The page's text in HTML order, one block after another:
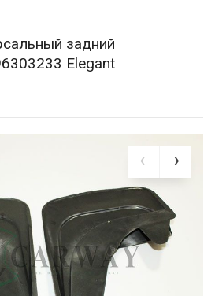
задний
Elegant